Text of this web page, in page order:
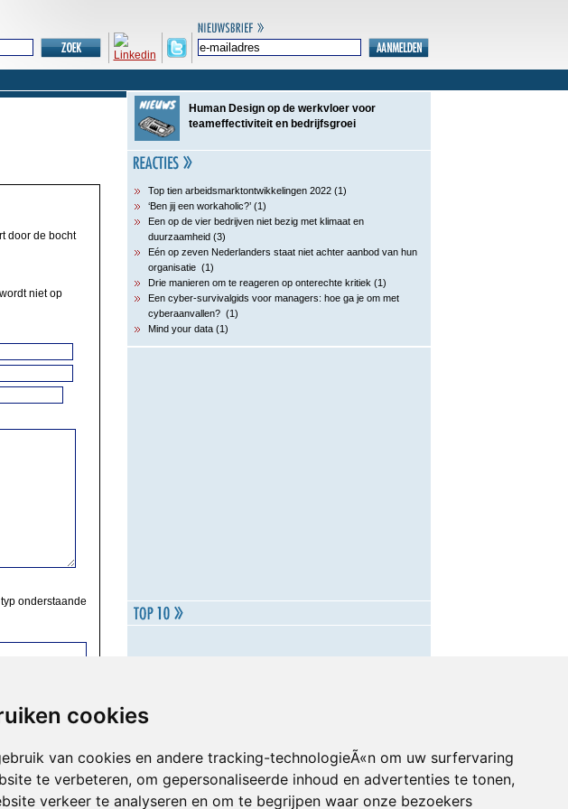
cookies
van cookies en andere tracking-technologieÃ«n om uw surfervaring
te verbeteren, om gepersonaliseerde inhoud en advertenties te tonen,
verkeer te analyseren en om te begrijpen waar onze bezoekers
door de bocht
niet op
onderstaande
Human Design op de werkvloer voor
teameffectiviteit en bedrijfsgroei
Top tien arbeidsmarktontwikkelingen 2022 (1)
‘Ben jij een workaholic?’ (1)
Een op de vier bedrijven niet bezig met klimaat en
duurzaamheid (3)
Eén op zeven Nederlanders staat niet achter aanbod van hun
organisatie (1)
Drie manieren om te reageren op onterechte kritiek (1)
Een cyber-survivalgids voor managers: hoe ga je om met
cyberaanvallen? (1)
Mind your data (1)